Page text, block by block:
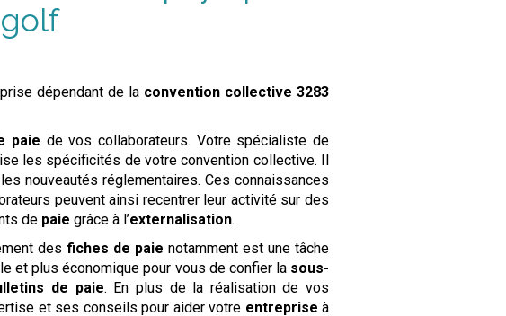
dépendant de la convention collective 3283
paie de vos collaborateurs. Votre spécialiste de
les spécificités de votre convention collective. Il
nouveautés réglementaires. Ces connaissances
peuvent ainsi recentrer leur activité sur des
de paie grâce à l’externalisation.
des fiches de paie notamment est une tâche
et plus économique pour vous de confier la sous-
de paie. En plus de la réalisation de vos
et ses conseils pour aider votre entreprise à